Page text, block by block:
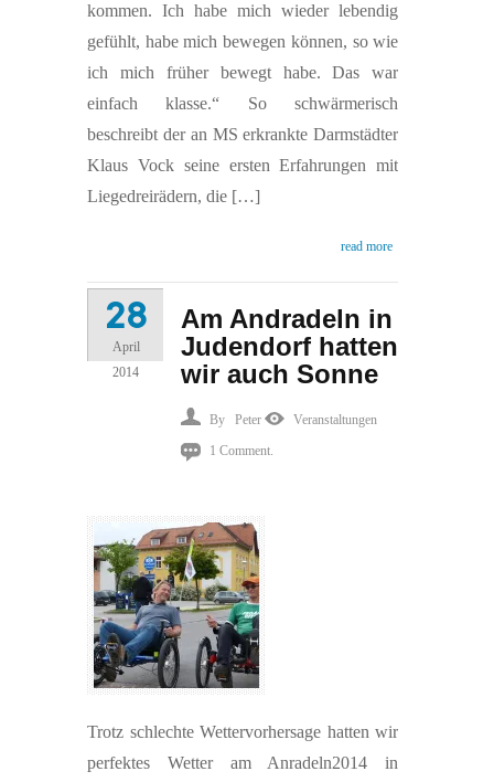
kommen. Ich habe mich wieder lebendig
gefühlt, habe mich bewegen können, so wie
ich mich früher bewegt habe. Das war
einfach klasse.“ So schwärmerisch
beschreibt der an MS erkrankte Darmstädter
Klaus Vock seine ersten Erfahrungen mit
Liegedreirädern, die […]
read more
Am Andradeln in
Judendorf hatten
wir auch Sonne
28
April
2014
By Peter
Veranstaltungen
1 Comment.
Trotz schlechte Wettervorhersage hatten wir
perfektes Wetter am Anradeln2014 in